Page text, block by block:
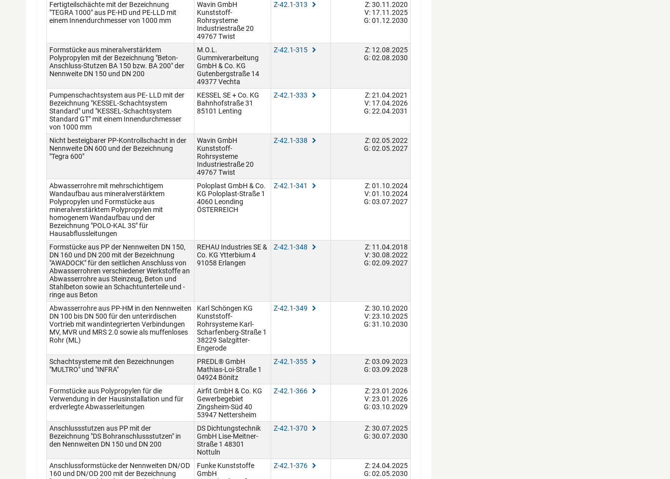
Fertigteilschächte mit der Bezeichnung
"TEGRA 1000" aus PE-HD und PE-LLD mit
einem Innendurchmesser von 1000 mm
Wavin GmbH
Kunststoff-
Rohrsysteme
Industriestraße 20
49767 Twist
Z-42.1-313
Z: 30.11.2020
V: 17.11.2025
G: 01.12.2030
Formstücke aus mineralverstärktem
Polypropylen mit der Bezeichnung "Beton-
Anschluss-Stutzen BA 150 bzw. BA 200" der
Nennweite DN 150 und DN 200
M.O.L.
Gummiverarbeitung
GmbH & Co. KG
Gutenbergstraße 14
49377 Vechta
Z-42.1-315
Z: 12.08.2025
G: 02.08.2030
Pumpenschachtsystem aus PE- LLD mit der
Bezeichnung "KESSEL-Schachtsystem
Standard" und "KESSEL-Schachtsystem
Standard GT" mit einem Innendurchmesser
von 1000 mm
KESSEL SE + Co. KG
Bahnhofstraße 31
85101 Lenting
Z-42.1-333
Z: 21.04.2021
V: 17.04.2026
G: 22.04.2031
Nicht besteigbarer PP-Kontrollschacht in der
Nennweite DN 600 und der Bezeichnung
"Tegra 600"
Wavin GmbH
Kunststoff-
Rohrsysteme
Industriestraße 20
49767 Twist
Z-42.1-338
Z: 02.05.2022
G: 02.05.2027
Abwasserrohre mit mehrschichtigem
Wandaufbau aus mineralverstärktem
Polypropylen und Formstücke aus
mineralverstärktem Polypropylen mit
homogenem Wandaufbau und der
Bezeichnung "POLO-KAL 3S" für
Hausabflussleitungen
Poloplast GmbH & Co.
KG Poloplast-Straße 1
4060 Leonding
ÖSTERREICH
Z-42.1-341
Z: 01.10.2024
V: 01.10.2024
G: 03.07.2027
Formstücke aus PP der Nennweiten DN 150,
DN 160 und DN 200 mit der Bezeichnung
"AWADOCK" für den seitlichen Anschluss von
Abwasserrohren verschiedener Werkstoffe an
Abwasserrohre aus Steinzeug, Beton und
Stahlbeton sowie an Schachtunterteile und -
ringe aus Beton
REHAU Industries SE &
Co. KG Ytterbium 4
91058 Erlangen
Z-42.1-348
Z: 11.04.2018
V: 30.08.2022
G: 02.09.2027
Abwasserrohre aus PP-HM in den Nennweiten
DN 100 bis DN 500 für den unterirdischen
Vortrieb mit wandintegrierten Verbindungen
MV, MVR und MRS 2.0 sowie als muffenloses
Rohr (ML)
Karl Schöngen KG
Kunststoff-
Rohrsysteme Karl-
Scharfenberg-Straße 1
38229 Salzgitter-
Engerode
Z-42.1-349
Z: 30.10.2020
V: 23.10.2025
G: 31.10.2030
Schachtsysteme mit den Bezeichnungen
"MULTRO" und "INFRA"
PREDL® GmbH
Mathias-Loi-Straße 1
04924 Bönitz
Z-42.1-355
Z: 03.09.2023
G: 03.09.2028
Formstücke aus Polypropylen für die
Verwendung in der Hausinstallation und für
erdverlegte Abwasserleitungen
Airfit GmbH & Co. KG
Gewerbegebiet
Zingsheim-Süd 40
53947 Nettersheim
Z-42.1-366
Z: 23.01.2026
V: 23.01.2026
G: 03.10.2029
Anschlussstutzen aus PP mit der
Bezeichnung "DS Bohranschlussstutzen" in
den Nennweiten DN 150 und DN 200
DS Dichtungstechnik
GmbH Lise-Meitner-
Straße 1 48301
Nottuln
Z-42.1-370
Z: 30.07.2025
G: 30.07.2030
Anschlussformstücke der Nennweiten DN/OD
160 und DN/OD 200 mit der Bezeichnung
Funke Kunststoffe
GmbH
Z-42.1-376
Z: 24.04.2025
G: 02.05.2030